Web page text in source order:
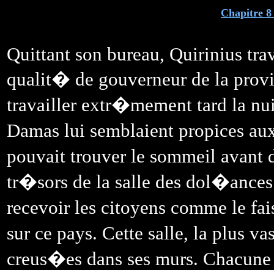
Chapitre
Quittant son bureau, Quirinius
qualit� de gouverneur de la
travailler extr�mement tard la
Damas lui semblaient propices
pouvait trouver le sommeil
tr�sors de la salle des
recevoir les citoyens comme le
sur ce pays. Cette salle, la plus
creus�es dans ses murs.